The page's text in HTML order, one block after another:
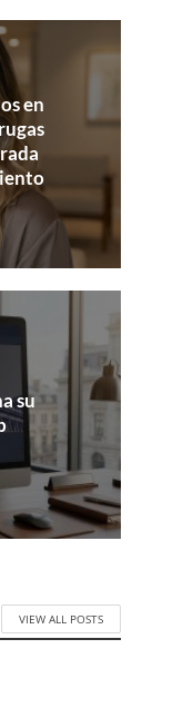
en
su
VIEW ALL POSTS